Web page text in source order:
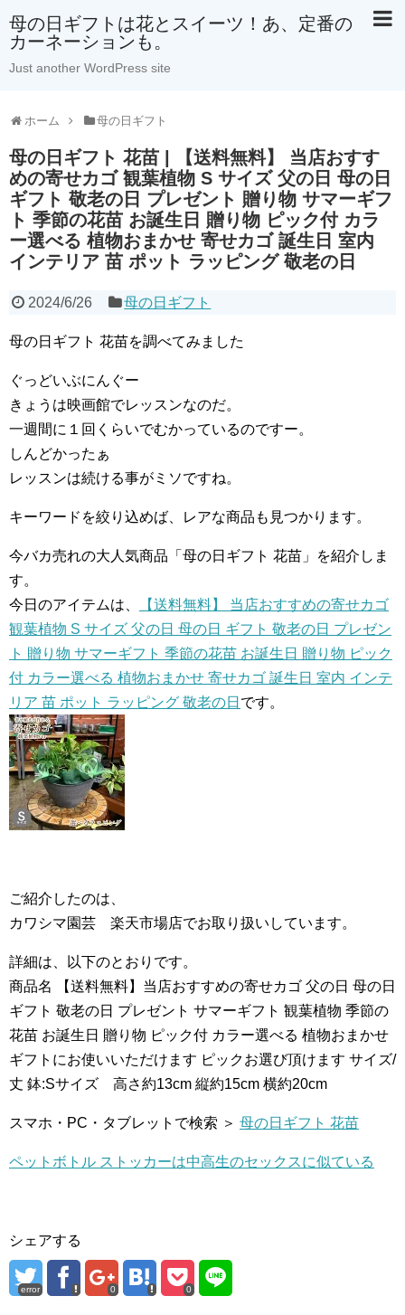
母の日ギフトは花とスイーツ！あ、定番の
カーネーションも。
Just another WordPress site
ホーム 母の日ギフト
母の日ギフト 花苗 | 【送料無料】 当店おすす
めの寄せカゴ 観葉植物 S サイズ 父の日 母の日
ギフト 敬老の日 プレゼント 贈り物 サマーギフ
ト 季節の花苗 お誕生日 贈り物 ピック付 カラ
ー選べる 植物おまかせ 寄せカゴ 誕生日 室内
インテリア 苗 ポット ラッピング 敬老の日
2024/6/26 母の日ギフト
母の日ギフト 花苗を調べてみました
ぐっどいぶにんぐー
きょうは映画館でレッスンなのだ。
一週間に１回くらいでむかっているのですー。
しんどかったぁ
レッスンは続ける事がミソですね。
キーワードを絞り込めば、レアな商品も見つかります。
今バカ売れの大人気商品「母の日ギフト 花苗」を紹介しま
す。
今日のアイテムは、
【送料無料】 当店おすすめの寄せカゴ
観葉植物 S サイズ 父の日 母の日 ギフト 敬老の日 プレゼン
ト 贈り物 サマーギフト 季節の花苗 お誕生日 贈り物 ピック
付 カラー選べる 植物おまかせ 寄せカゴ 誕生日 室内 インテ
リア 苗 ポット ラッピング 敬老の日 です。
ご紹介したのは、
カワシマ園芸 楽天市場店でお取り扱いしています。
詳細は、以下のとおりです。
商品名 【送料無料】当店おすすめの寄せカゴ 父の日 母の日
ギフト 敬老の日 プレゼント サマーギフト 観葉植物 季節の
花苗 お誕生日 贈り物 ピック付 カラー選べる 植物おまかせ
ギフトにお使いいただけます ピックお選び頂けます サイズ/
丈 鉢:Sサイズ 高さ約13cm 縦約15cm 横約20cm
スマホ・PC・タブレットで検索 ＞ 母の日ギフト 花苗
ペットボトル ストッカーは中高生のセックスに似ている
シェアする
error 0 0